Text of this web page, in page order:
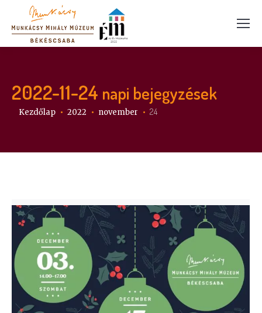
2022-11-24 napi bejegyzések
Itt vagy:
Kezdőlap 2022 november 24